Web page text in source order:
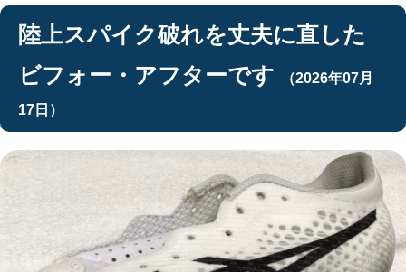
陸上スパイク破れを丈夫に直した
ビフォー・アフターです
（2026年07月
17日）